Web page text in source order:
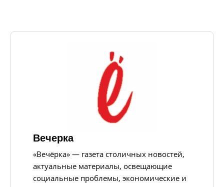
Вечерка
«Вечёрка» — газета столичных новостей,
актуальные материалы, освещающие
социальные проблемы, экономические и